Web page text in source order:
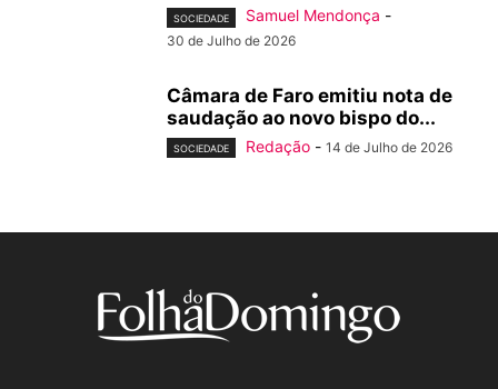
SOCIEDADE Samuel Mendonça -
30 de Julho de 2026
Câmara de Faro emitiu nota de
saudação ao novo bispo do...
SOCIEDADE Redação - 14 de Julho de 2026